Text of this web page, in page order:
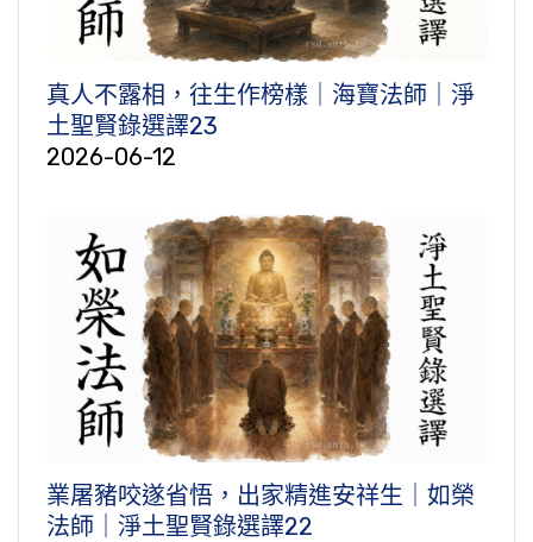
真人不露相，往生作榜樣｜海寶法師｜淨
土聖賢錄選譯23
2026-06-12
業屠豬咬遂省悟，出家精進安祥生｜如榮
法師｜淨土聖賢錄選譯22